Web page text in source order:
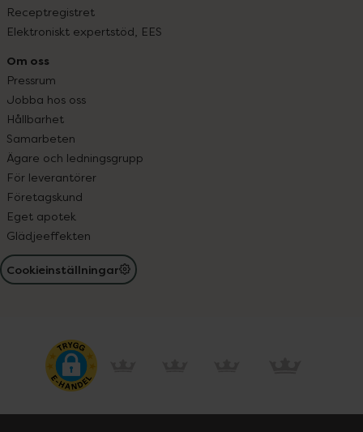
Receptregistret
Elektroniskt expertstöd, EES
Om oss
Pressrum
Jobba hos oss
Hållbarhet
Samarbeten
Ägare och ledningsgrupp
För leverantörer
Företagskund
Eget apotek
Glädjeeffekten
Cookieinställningar